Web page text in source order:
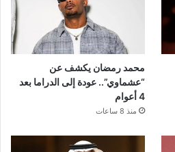
محمد رمضان يكشف عن
“عشماوي”.. عودة إلى الدراما بعد
4 أعوام
منذ 8 ساعات